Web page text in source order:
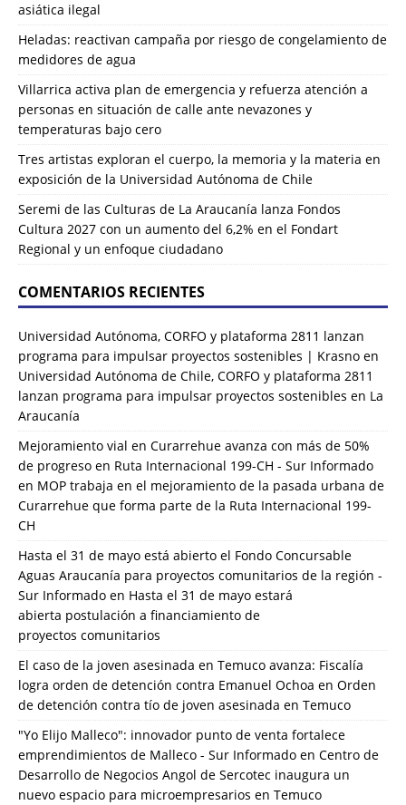
asiática ilegal
Heladas: reactivan campaña por riesgo de congelamiento de
medidores de agua
Villarrica activa plan de emergencia y refuerza atención a
personas en situación de calle ante nevazones y
temperaturas bajo cero
Tres artistas exploran el cuerpo, la memoria y la materia en
exposición de la Universidad Autónoma de Chile
Seremi de las Culturas de La Araucanía lanza Fondos
Cultura 2027 con un aumento del 6,2% en el Fondart
Regional y un enfoque ciudadano
COMENTARIOS RECIENTES
Universidad Autónoma, CORFO y plataforma 2811 lanzan
programa para impulsar proyectos sostenibles | Krasno en
Universidad Autónoma de Chile, CORFO y plataforma 2811
lanzan programa para impulsar proyectos sostenibles en La
Araucanía
Mejoramiento vial en Curarrehue avanza con más de 50%
de progreso en Ruta Internacional 199-CH - Sur Informado
en MOP trabaja en el mejoramiento de la pasada urbana de
Curarrehue que forma parte de la Ruta Internacional 199-
CH
Hasta el 31 de mayo está abierto el Fondo Concursable
Aguas Araucanía para proyectos comunitarios de la región -
Sur Informado en Hasta el 31 de mayo estará
abierta postulación a financiamiento de
proyectos comunitarios
El caso de la joven asesinada en Temuco avanza: Fiscalía
logra orden de detención contra Emanuel Ochoa en Orden
de detención contra tío de joven asesinada en Temuco
"Yo Elijo Malleco": innovador punto de venta fortalece
emprendimientos de Malleco - Sur Informado en Centro de
Desarrollo de Negocios Angol de Sercotec inaugura un
nuevo espacio para microempresarios en Temuco